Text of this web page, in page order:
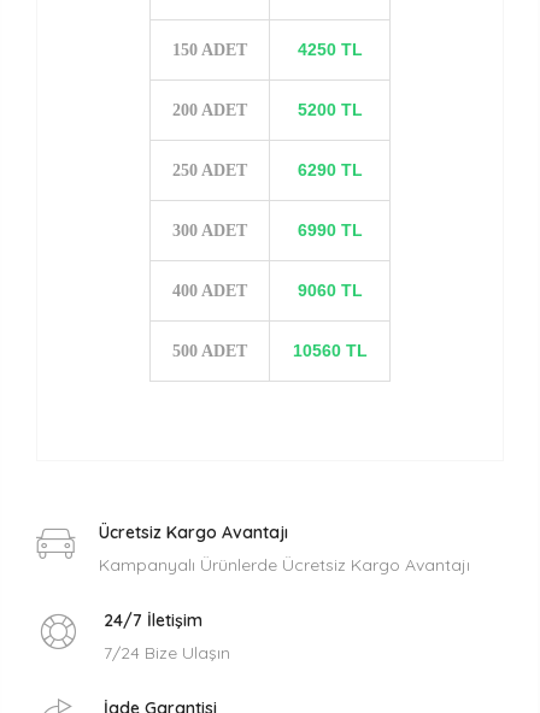
150 ADET 4250 TL
200 ADET 5200 TL
250 ADET 6290 TL
300 ADET 6990 TL
400 ADET 9060 TL
500 ADET 10560 TL
Ücretsiz Kargo Avantajı
Kampanyalı Ürünlerde Ücretsiz Kargo Avantajı
24/7 İletişim
7/24 Bize Ulaşın
İade Garantisi